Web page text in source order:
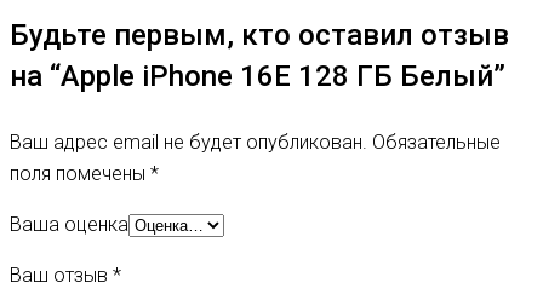
Будьте первым, кто оставил отзыв
на “Apple iPhone 16E 128 ГБ Белый”
Ваш адрес email не будет опубликован. Обязательные
поля помечены *
Ваша оценка
Ваш отзыв *